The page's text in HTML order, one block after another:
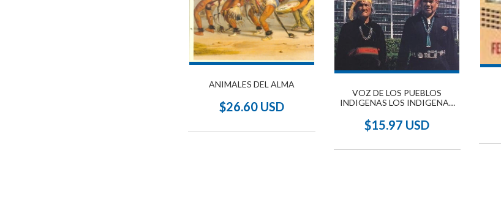
ANIMALES DEL ALMA
$26.60 USD
VOZ DE LOS PUEBLOS
INDIGENAS LOS INDIGENAS
NACIONES UNIDAS
$15.97 USD